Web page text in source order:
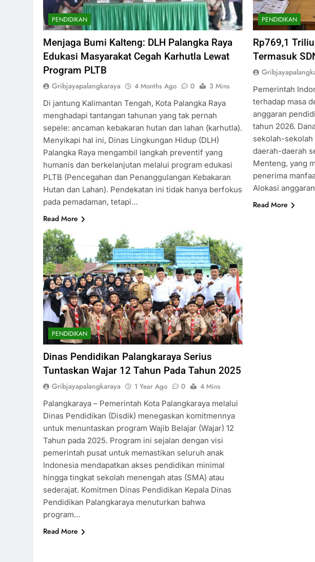
PENDIDIKAN
Menjaga Bumi Kalteng: DLH Palangka Raya
Edukasi Masyarakat Cegah Karhutla Lewat
Program PLTB
Gribjayapalangkaraya 4 Months Ago 0
3 Mins
Di jantung Kalimantan Tengah, Kota Palangka Raya
menghadapi tantangan tahunan yang tak pernah
sepele: ancaman kebakaran hutan dan lahan (karhutla).
Menyikapi hal ini, Dinas Lingkungan Hidup (DLH)
Palangka Raya mengambil langkah preventif yang
humanis dan berkelanjutan melalui program edukasi
PLTB (Pencegahan dan Penanggulangan Kebakaran
Hutan dan Lahan). Pendekatan ini tidak hanya berfokus
pada pemadaman, tetapi…
Read More
PENDIDIKAN
Rp769,1
Termasuk
Pemerintah
terhadap masa
anggaran
tahun 2026.
sekolah-
daerah-daerah
Menteng, yang
penerima
Alokasi
Read More
PENDIDIKAN
Dinas Pendidikan Palangkaraya Serius
Tuntaskan Wajar 12 Tahun Pada Tahun 2025
Gribjayapalangkaraya 1 Year Ago 0
4 Mins
Palangkaraya – Pemerintah Kota Palangkaraya melalui
Dinas Pendidikan (Disdik) menegaskan komitmennya
untuk menuntaskan program Wajib Belajar (Wajar) 12
Tahun pada 2025. Program ini sejalan dengan visi
pemerintah pusat untuk memastikan seluruh anak
Indonesia mendapatkan akses pendidikan minimal
hingga tingkat sekolah menengah atas (SMA) atau
sederajat. Komitmen Dinas Pendidikan Kepala Dinas
Pendidikan Palangkaraya menuturkan bahwa
program…
Read More